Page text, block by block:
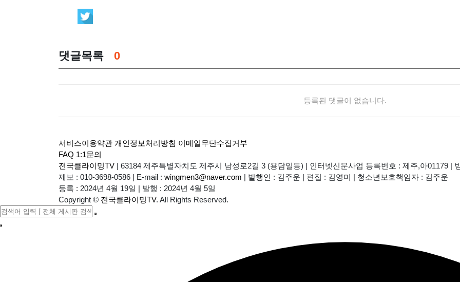
댓글목록 0
등록된 댓글이 없습니다.
서비스이용약관 개인정보처리방침 이메일무단수집거부
FAQ 1:1문의
전국클라이밍TV | 63184 제주특별자치도 제주시 남성로2길 3 (용담일동) | 인터넷신문사업 등록번호 : 제주,아01179 |
제보 : 010-3698-0586 | E-mail : wingmen3@naver.com | 발행인 : 김주운 | 편집 : 김영미 | 청소년보호책임자 : 김주운
등록 : 2024년 4월 19일 | 발행 : 2024년 4월 5일
Copyright © 전국클라이밍TV. All Rights Reserved.